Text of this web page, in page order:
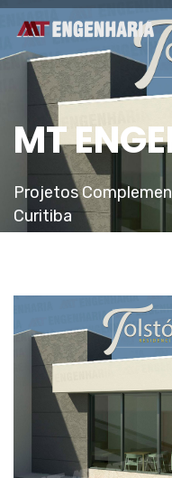
MT
Projetos
Curitiba